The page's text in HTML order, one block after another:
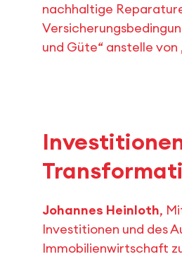
nachhaltige
und Güte“ anstelle
Johannes Heinloth,
Investitionen und des
Immobilienwirtschaft